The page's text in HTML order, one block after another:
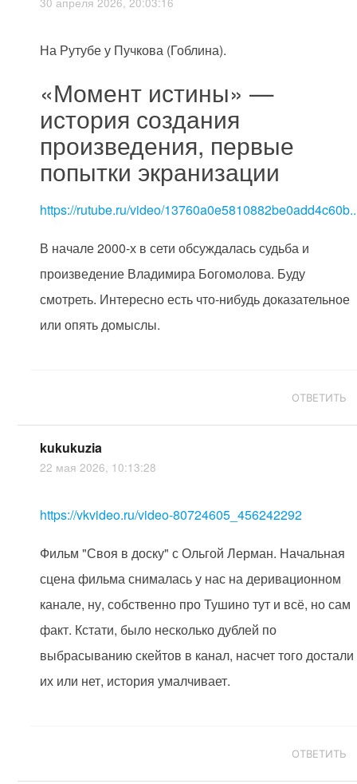
На Рутубе у Пучкова (Гоблина).
«Момент истины» —
история создания
произведения, первые
попытки экранизации
https://rutube.ru/video/
В начале 2000-х в сети обсуждалась судьба и
произведение Владимира Богомолова. Буду
смотреть. Интересно есть что-нибудь доказательное
или опять домыслы.
ОТВЕТИТЬ
kukukuzia
22 мая 2026, 10:13:28
https://vkvideo.ru/video-80724605_456242292
Фильм "Своя в доску" с Ольгой Лерман. Начальная
сцена фильма снималась у нас на деривационном
канале, ну, собственно про Тушино тут и всё, но сам
факт. Кстати, было несколько дублей по
выбрасыванию скейтов в канал, насчет того достали
их или нет, история умалчивает.
ОТВЕТИТЬ